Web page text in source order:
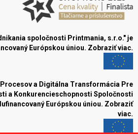
spoločnosti Printmania, s.r.o." je
Európskou úniou. Zobraziť viac.
a Digitálna Transformácia Pre
a Konkurencieschopnosti Spoločnosti
Európskou úniou. Zobraziť
viac.